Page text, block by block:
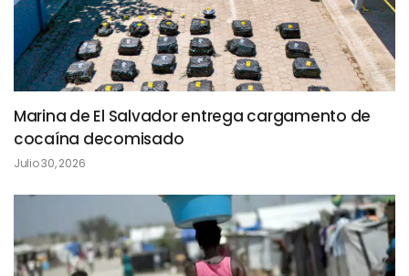
Marina de El Salvador entrega cargamento de
cocaína decomisado
Julio 30, 2026